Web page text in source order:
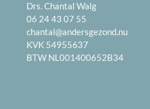
Drs. Chantal Walg
06 24 43 07 55
chantal@andersgezond.nu
KVK 54955637
BTW NL001400652B34